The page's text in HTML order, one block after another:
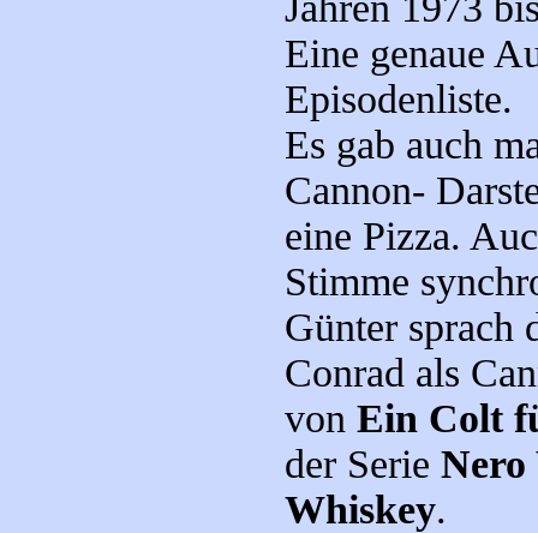
Eine genaue
Episodenliste.
Es gab auch
Cannon-
eine Pizza.
Stimme
Günter sprach
Conrad als
von Ein Colt
der Serie Nero
Whiskey.